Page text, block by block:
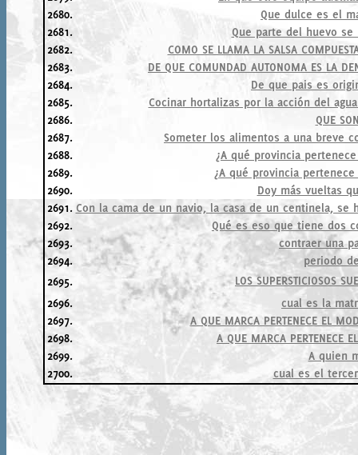
2680.
Que dulce es el
2681.
Que parte del huevo
2682.
COMO SE LLAMA LA SALSA
2683.
DE QUE COMUNDAD AUTONOMA ES LA
2684.
De que pais es
2685.
Cocinar hortalizas por la acción del
2686.
QUE
2687.
Someter los alimentos a una breve
2688.
¿A qué provincia
2689.
¿A qué provincia
2690.
Doy más vueltas
2691. Con la cama de un navio, la casa de un centinela,
2692.
Qué es eso que tiene dos
2693.
contraer una
2694.
periodo
2695.
LOS SUPERSTICIOSOS
2696.
cual es la
2697.
A QUE MARCA PERTENECE EL
2698.
A QUE MARCA PERTENECE
2699.
A quien
2700.
cual es el